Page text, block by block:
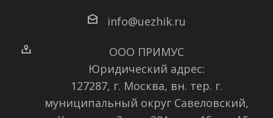
info@uezhik.ru
ООО ПРИМУС
Юридический адрес:
127287, г. Москва, вн. тер. г.
муниципальный округ Савеловский,